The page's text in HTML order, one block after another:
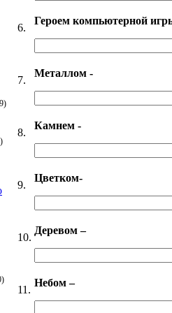
6.
Героем компьютерной
7.
Металлом -
8.
Камнем -
9.
Цветком-
10.
Деревом –
11.
Небом –